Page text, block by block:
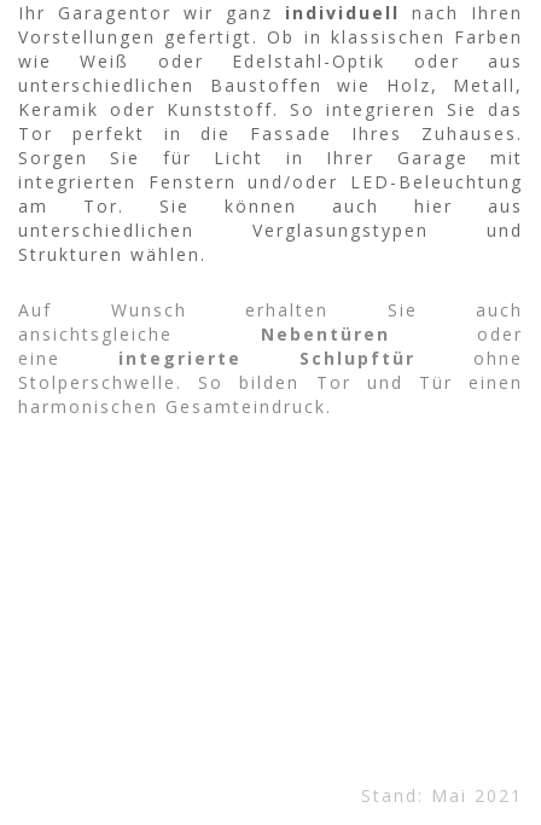
Ihr Garagentor wir ganz individuell
nach Ihren
Vorstellungen gefertigt. Ob in klassischen Farben
wie Weiß oder Edelstahl-Optik oder aus
unterschiedlichen Baustoffen wie Holz, Metall,
Keramik oder Kunststoff. So integrieren Sie das
Tor perfekt in die Fassade Ihres Zuhauses.
Sorgen Sie für Licht in Ihrer Garage mit
integrierten Fenstern und/oder LED-Beleuchtung
am Tor. Sie können auch hier aus
unterschiedlichen Verglasungstypen und
Strukturen wählen.
Auf Wunsch erhalten Sie auch
ansichtsgleiche Nebentüren
oder
eine integrierte Schlupftür
ohne
Stolperschwelle. So bilden Tor und Tür einen
harmonischen Gesamteindruck.
Stand: Mai 2021